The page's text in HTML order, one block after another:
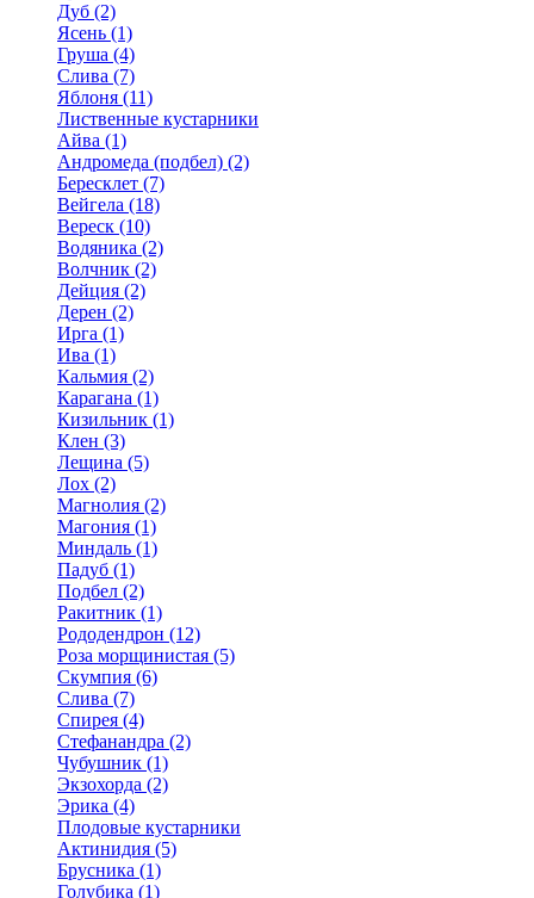
Дуб (2)
Ясень (1)
Груша (4)
Слива (7)
Яблоня (11)
Лиственные кустарники
Айва (1)
Андромеда (подбел) (2)
Бересклет (7)
Вейгела (18)
Вереск (10)
Водяника (2)
Волчник (2)
Дейция (2)
Дерен (2)
Ирга (1)
Ива (1)
Кальмия (2)
Карагана (1)
Кизильник (1)
Клен (3)
Лещина (5)
Лох (2)
Магнолия (2)
Магония (1)
Миндаль (1)
Падуб (1)
Подбел (2)
Ракитник (1)
Рододендрон (12)
Роза морщинистая (5)
Скумпия (6)
Слива (7)
Спирея (4)
Стефанандра (2)
Чубушник (1)
Экзохорда (2)
Эрика (4)
Плодовые кустарники
Актинидия (5)
Брусника (1)
Голубика (1)